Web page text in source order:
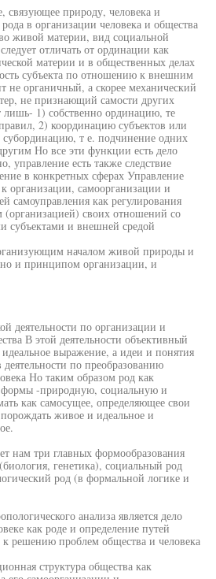
связующее природу, человека и
в организации человека и общества
живой материи, вид социальной
отличать от ординации как
материи и в общественных делах
субъекта по отношению к внешним
не органичный, а скорее механический
не признающий самости других
1) собственно ординацию, те
2) координацию субъектов или
т е. подчинение одних
Но все эти функции есть дело
управление есть также следствие
в конкретных сферах Управление
организации, самоорганизации и
самоуправления как регулирования
(организацией) своих отношений со
субъектами и внешней средой
началом живой природы и
но и принципом организации, и
деятельности по организации и
В этой деятельности объективный
выражение, а идеи и понятия
по преобразованию
Но таким образом род как
-природную, социальную и
как самосущее, определяющее свои
живое и идеальное и
нам три главных формообразования
генетика), социальный род
род (в формальной логике и
анализа является дело
как роде и определение путей
решению проблем общества и человека
структура общества как